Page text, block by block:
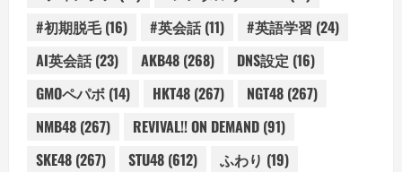
#初期脱毛(16) #英会話(11) #英語学習 (24)
AI英会話(23) AKB48 (268) DNS設定 (16)
GMOペパボ (14) HKT48 (267) NGT48 (267)
NMB48 (267) REVIVAL!! ON DEMAND (91)
SKE48 (267) STU48 (612) ふわり (19)